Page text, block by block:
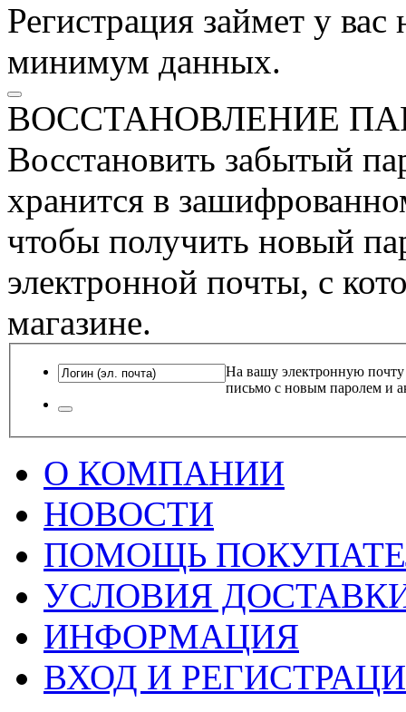
Регистрация займет у
минимум данных.
ВОССТАНОВЛЕНИЕ
Восстановить забытый
хранится в
чтобы получить новый
электронной почты, с
магазине.
На вашу электронную почту
письмо с новым паролем и
О КОМПАНИИ
НОВОСТИ
ПОМОЩЬ
УСЛОВИЯ
ИНФОРМАЦИЯ
ВХОД И